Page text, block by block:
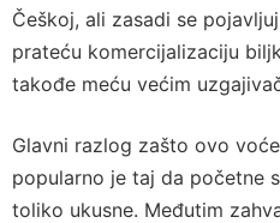
Češkoj, ali zasadi se
prateću komercijalizaciju
takođe meću većim
Glavni razlog zašto ovo
popularno je taj da početne
toliko ukusne. Međutim